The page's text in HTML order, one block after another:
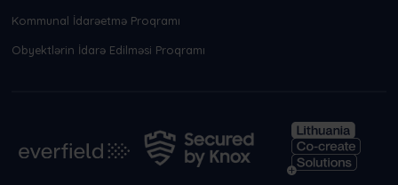
Kommunal İdarəetmə Proqramı
Obyektlərin İdarə Edilməsi Proqramı